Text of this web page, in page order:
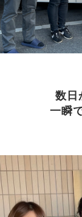
数日
一瞬